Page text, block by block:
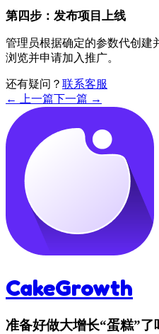
第四步：发布项目上线
管理员根据确定的参数代创建
浏览并申请加入推广。
还有疑问？ 联系客服
← 上一篇下一篇 →
CakeGrowth
准备好做大增长“蛋糕”了